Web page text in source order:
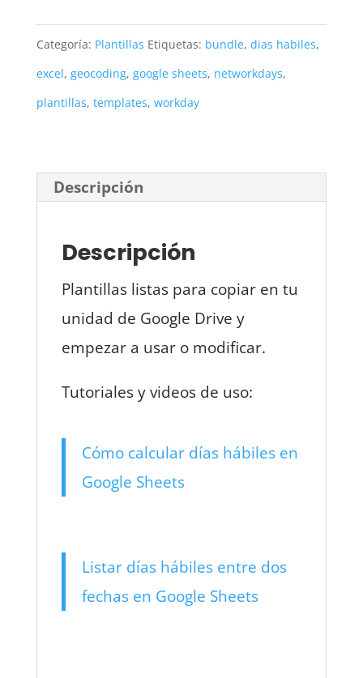
Categoría: Plantillas Etiquetas: bundle, dias habiles,
excel, geocoding, google sheets, networkdays,
plantillas, templates, workday
Descripción
Descripción
Plantillas listas para copiar en tu
unidad de Google Drive y
empezar a usar o modificar.
Tutoriales y videos de uso:
Cómo calcular días hábiles en
Google Sheets
Listar días hábiles entre dos
fechas en Google Sheets